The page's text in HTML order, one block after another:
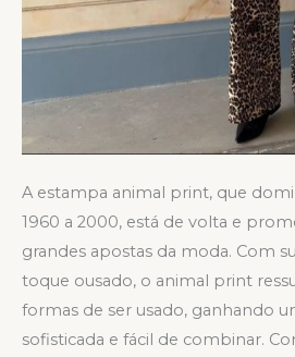
A estampa animal print, que
1960 a 2000, está de volta e
grandes apostas da moda. Com
toque ousado, o animal print
formas de ser usado, ganhando
sofisticada e fácil de combinar.